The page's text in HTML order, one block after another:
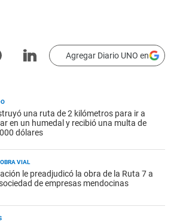
Agregar Diario UNO en
una ruta de 2 kilómetros para ir a
en un humedal y recibió una multa de
dólares
VIAL
le preadjudicó la obra de la Ruta 7 a
de empresas mendocinas